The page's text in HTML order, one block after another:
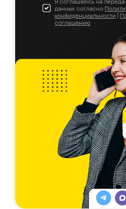
Я соглашаюсь на
данных согласно
конфиденциальности
соглашению